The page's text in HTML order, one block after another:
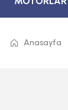
Anasayfa